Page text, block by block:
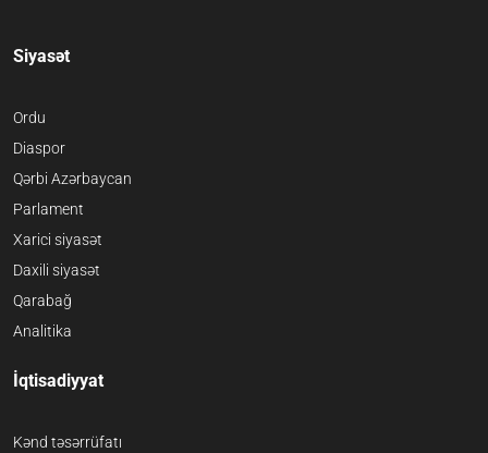
Siyasət
Ordu
Diaspor
Qərbi Azərbaycan
Parlament
Xarici siyasət
Daxili siyasət
Qarabağ
Analitika
İqtisadiyyat
Kənd təsərrüfatı